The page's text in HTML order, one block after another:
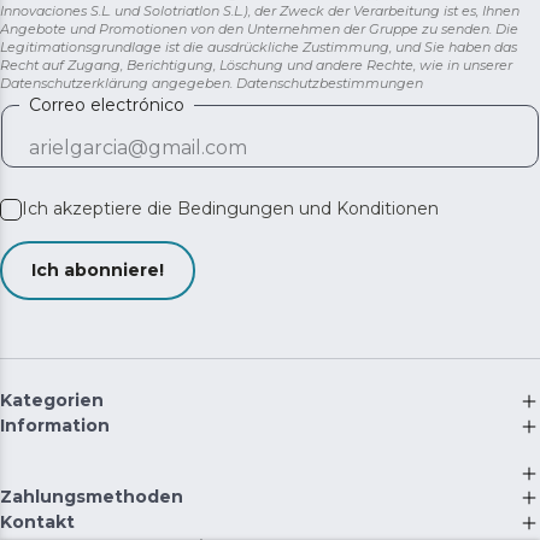
Innovaciones S.L. und Solotriatlon S.L.), der Zweck der Verarbeitung ist es, Ihnen
Angebote und Promotionen von den Unternehmen der Gruppe zu senden. Die
Legitimationsgrundlage ist die ausdrückliche Zustimmung, und Sie haben das
Recht auf Zugang, Berichtigung, Löschung und andere Rechte, wie in unserer
Datenschutzerklärung angegeben. Datenschutzbestimmungen
Correo electrónico
Ich akzeptiere die Bedingungen und Konditionen
Ich abonniere!
Kategorien
Information
Zahlungsmethoden
Kontakt